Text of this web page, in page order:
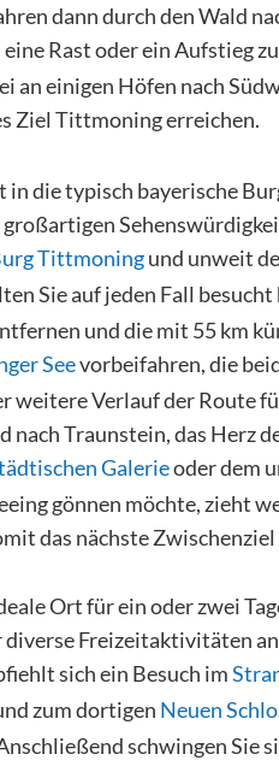
dann durch den Wald
Rast oder ein Aufstieg
an einigen Höfen nach
Ziel Tittmoning erreichen.
die typisch bayerische
Tittmoningund unweit
Sie auf jeden Fall besucht
und die mit 55 km
Seevorbeifahren, die
weitere Verlauf der Route
Traunstein, das Herz
Galerieoder dem
gönnen möchte, zieht
das nächste Zwischenziel
Ort für ein oder zwei
Freizeitaktivitäten
sich ein Besuch im
zum dortigen Neuen
schwingen Sie